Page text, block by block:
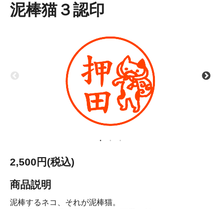
泥棒猫３認印
2,500円(税込)
商品説明
泥棒するネコ、それが泥棒猫。